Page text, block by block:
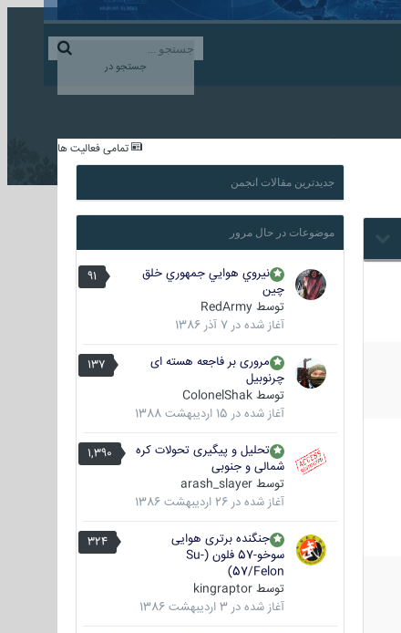
جستجو در
تمامی فعالیت ها
جدیدترین مقالات انجمن
موضوعات در حال مرور
91
نيروي هوايي جمهوري خلق
چين
توسط RedArmy
آغاز شده در 7 آذر 1386
137
مروری بر فاجعه هسته ای
چرنوبیل
توسط ColonelShak
آغاز شده در 15 اردیبهشت 1388
1,390
تحلیل و پیگیری تحولات کره
شمالی و جنوبی
توسط arash_slayer
آغاز شده در 26 اردیبهشت 1386
324
جنگنده برتری هوایی
سوخو-57 فلون (Su-
57/Felon)
توسط kingraptor
آغاز شده در 3 اردیبهشت 1386